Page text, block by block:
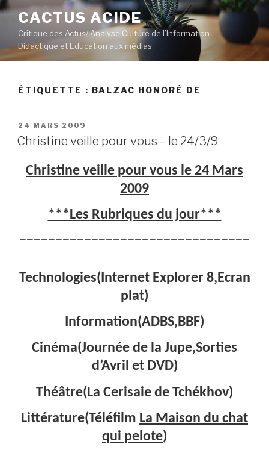
Aller
contenu
principal
CACTUS ACIDE
Critique des Actus/ Analyse Culture de l’Information
Didactique et Education aux médias
ÉTIQUETTE : BALZAC HONORÉ DE
PUBLIÉ
LE
24 MARS 2009
Christine veille pour vous – le 24/3/9
Christine veille pour vous le 24 Mars
2009
***Les Rubriques du jour***
————————————————————————————————
————————————–
Technologies(Internet Explorer 8,Ecran
plat)
Information(ADBS,BBF)
Cinéma(Journée de la Jupe,Sorties
d’Avril et DVD)
Théâtre(La Cerisaie de Tchékhov)
Littérature(Téléfilm La Maison du chat
qui pelote)